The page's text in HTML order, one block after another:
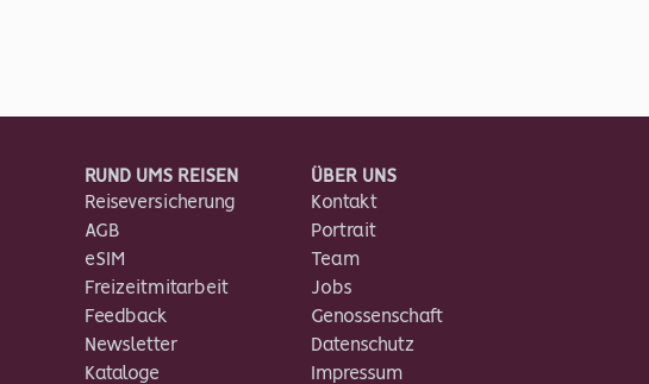
RUND UMS REISEN
Reiseversicherung
AGB
eSIM
Freizeitmitarbeit
Feedback
Newsletter
Kataloge
ÜBER UNS
Kontakt
Portrait
Team
Jobs
Genossenschaft
Datenschutz
Impressum